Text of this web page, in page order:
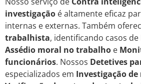
investigação é altamente eficaz
internas e externas. Também
trabalhista, identificando casos de
Assédio moral no trabalho e
funcionários. Nossos Detetives
especializados em Investigação